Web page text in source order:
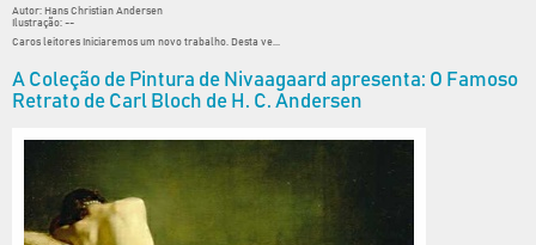
Autor: Hans Christian Andersen
Ilustração: --
Caros leitores Iniciaremos um novo trabalho. Desta ve...
A Coleção de Pintura de Nivaagaard apresenta: O Famoso
Retrato de Carl Bloch de H. C. Andersen